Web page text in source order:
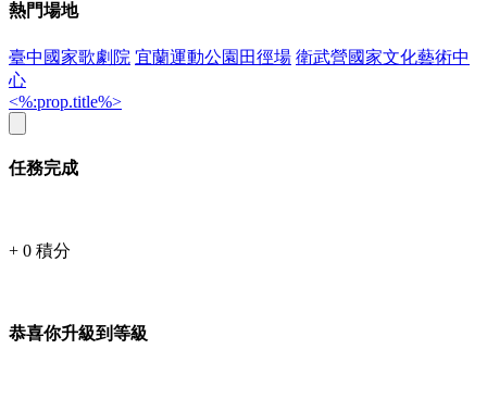
熱門場地
臺中國家歌劇院 宜蘭運動公園田徑場 衛武營國家文化藝術中
心
<%:prop.title%>
任務完成
+ 0 積分
恭喜你升級到等級